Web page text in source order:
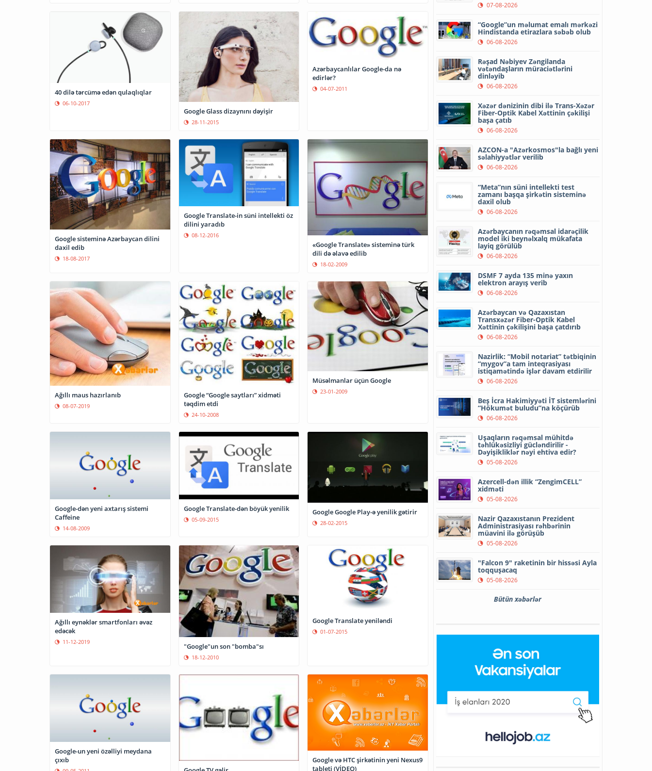
40 dilə tərcümə edən qulaqlıqlar
06-10-2017
Google Glass dizaynını dəyişir
28-11-2015
Azərbaycanlılar Google-da nə
edirlər?
04-07-2011
Google sisteminə Azərbaycan dilini
daxil edib
18-08-2017
Google Translate-in süni intellekti öz
dilini yaradıb
08-12-2016
«Google Translate» sisteminə türk
dili də əlavə edilib
18-02-2009
Ağıllı maus hazırlanıb
08-07-2019
Google “Google saytları” xidməti
təqdim etdi
24-10-2008
Müsəlmanlar üçün Google
23-01-2009
Google-dən yeni axtarış sistemi
Caffeine
14-08-2009
Google Translate-dən böyük yenilik
05-09-2015
Google Google Play-ə yenilik gətirir
28-02-2015
Ağıllı eynəklər smartfonları əvəz
edəcək
11-12-2019
"Google"un son "bomba"sı
18-12-2010
Google Translate yeniləndi
01-07-2015
Google-un yeni özəlliyi meydana
çıxıb
Google və HTC şirkətinin yeni Nexus9
tableti (VİDEO)
07-08-2026
“Google”un məlumat emalı mərkəzi
Hindistanda etirazlara səbəb olub
06-08-2026
Rəşad Nəbiyev Zəngilanda
vətəndaşların müraciətlərini
dinləyib
06-08-2026
Xəzər dənizinin dibi ilə Trans-Xəzər
Fiber-Optik Kabel Xəttinin çəkilişi
başa çatıb
06-08-2026
AZCON-a "Azərkosmos"la bağlı yeni
səlahiyyətlər verilib
06-08-2026
“Meta”nın süni intellekti test
zamanı başqa şirkətin sisteminə
daxil olub
06-08-2026
Azərbaycanın rəqəmsal idarəçilik
model iki beynəlxalq mükafata
layiq görülüb
06-08-2026
DSMF 7 ayda 135 minə yaxın
elektron arayış verib
06-08-2026
Azərbaycan və Qazaxıstan
Transxəzər Fiber-Optik Kabel
Xəttinin çəkilişini başa çatdırıb
06-08-2026
Nazirlik: “Mobil notariat” tətbiqinin
“mygov”a tam inteqrasiyası
istiqamətində işlər davam etdirilir
06-08-2026
Beş İcra Hakimiyyəti İT sistemlərini
“Hökumət buludu”na köçürüb
06-08-2026
Uşaqların rəqəmsal mühitdə
təhlükəsizliyi gücləndirilir -
Dəyişikliklər nəyi ehtiva edir?
05-08-2026
Azercell-dən illik “ZengimCELL”
xidməti
05-08-2026
Nazir Qazaxıstanın Prezident
Administrasiyası rəhbərinin
müavini ilə görüşüb
05-08-2026
"Falcon 9" raketinin bir hissəsi Ayla
toqquşacaq
05-08-2026
Bütün xəbərlər